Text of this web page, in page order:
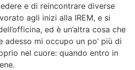
e di reincontrare diverse
agli inizi alla IREM, e si
ed è un’altra cosa che
adesso mi occupo un po’ più di
nel cuore: quando entro in